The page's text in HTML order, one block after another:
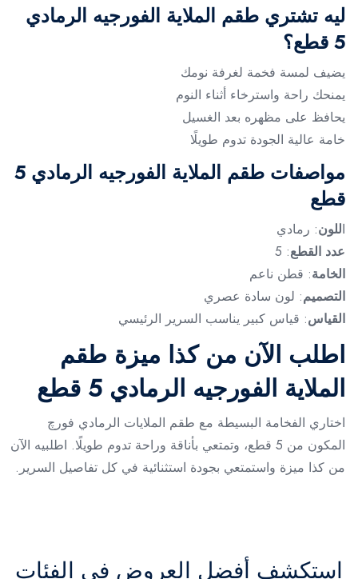
ليه تشتري طقم الملاية الفورجيه الرمادي
5 قطع؟
يضيف لمسة فخمة لغرفة نومك
يمنحك راحة واسترخاء أثناء النوم
يحافظ على مظهره بعد الغسيل
خامة عالية الجودة تدوم طويلًا
مواصفات طقم الملاية الفورجيه الرمادي 5
قطع
اللون: رمادي
عدد القطع: 5
الخامة: قطن ناعم
التصميم: لون سادة عصري
القياس: قياس كبير يناسب السرير الرئيسي
اطلب الآن من كذا ميزة طقم
الملاية الفورجيه الرمادي 5 قطع
اختاري الفخامة البسيطة مع طقم الملايات الرمادي فورچ
المكون من 5 قطع، وتمتعي بأناقة وراحة تدوم طويلًا. اطلبيه الآن
من كذا ميزة واستمتعي بجودة استثنائية في كل تفاصيل السرير.
استكشف أفضل العروض في الفئات